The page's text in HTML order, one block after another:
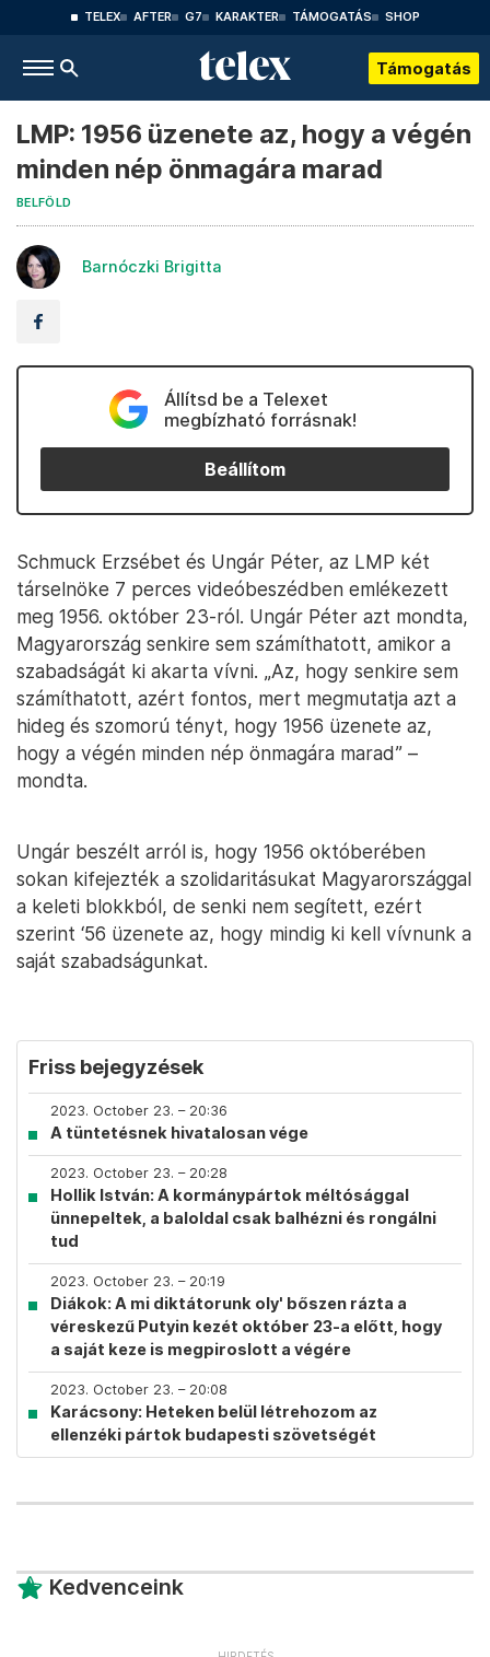
TELEX AFTER G7 KARAKTER TÁMOGATÁS SHOP
Támogatás
LMP: 1956 üzenete az, hogy a végén
minden nép önmagára marad
BELFÖLD
Barnóczki Brigitta
Állítsd be a Telexet
megbízható forrásnak!
Beállítom
Schmuck Erzsébet és Ungár Péter, az LMP két
társelnöke 7 perces videóbeszédben emlékezett
meg 1956. október 23-ról. Ungár Péter azt mondta,
Magyarország senkire sem számíthatott, amikor a
szabadságát ki akarta vívni. „Az, hogy senkire sem
számíthatott, azért fontos, mert megmutatja azt a
hideg és szomorú tényt, hogy 1956 üzenete az,
hogy a végén minden nép önmagára marad” –
mondta.
Ungár beszélt arról is, hogy 1956 októberében
sokan kifejezték a szolidaritásukat Magyarországgal
a keleti blokkból, de senki nem segített, ezért
szerint ‘56 üzenete az, hogy mindig ki kell vívnunk a
saját szabadságunkat.
Friss bejegyzések
2023. October 23. – 20:36
A tüntetésnek hivatalosan vége
2023. October 23. – 20:28
Hollik István: A kormánypártok méltósággal
ünnepeltek, a baloldal csak balhézni és rongálni
tud
2023. October 23. – 20:19
Diákok: A mi diktátorunk oly' bőszen rázta a
véreskezű Putyin kezét október 23-a előtt, hogy
a saját keze is megpiroslott a végére
2023. October 23. – 20:08
Karácsony: Heteken belül létrehozom az
ellenzéki pártok budapesti szövetségét
Kedvenceink